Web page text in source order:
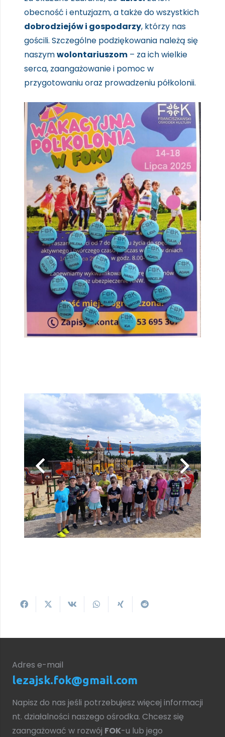
obecność i entuzjazm, a także do wszystkich
dobrodziejów i gospodarzy, którzy nas
gościli. Szczególne podziękowania należą się
naszymwolontariuszom – za ich wielkie
serca, zaangażowanie i pomoc w
przygotowaniu oraz prowadzeniu półkolonii.
Adres e-mail
lezajsk.fok@gmail.com
Napisz do nas jeśli potrzebujesz więcej informacji
nt. działalności naszego ośrodka. Chcesz się
zaangażować w rozwój FOK-u lub jego